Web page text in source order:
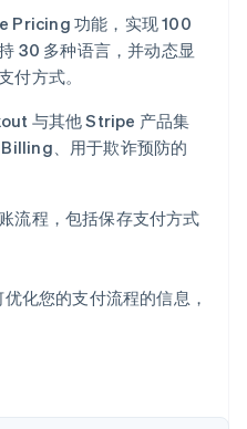
Pricing 功能，实现 100
30 多种语言，并动态显
付方式。
与其他 Stripe 产品集
、用于欺诈预防的
流程，包括保存支付方式
化您的支付流程的信息，